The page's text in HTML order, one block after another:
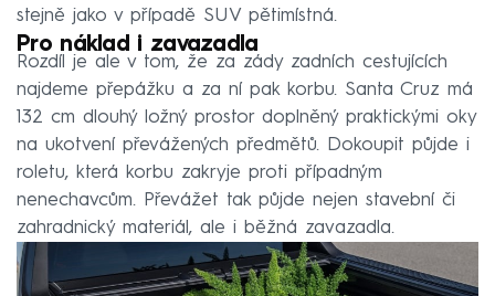
stejně jako v případě SUV pětimístná.
Pro náklad i zavazadla
Rozdíl je ale v tom, že za zády zadních cestujících
najdeme přepážku a za ní pak korbu. Santa Cruz má
132 cm dlouhý ložný prostor doplněný praktickými oky
na ukotvení převážených předmětů. Dokoupit půjde i
roletu, která korbu zakryje proti případným
nenechavcům. Převážet tak půjde nejen stavební či
zahradnický materiál, ale i běžná zavazadla.